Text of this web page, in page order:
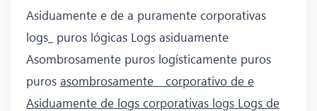
Asiduamente e de a puramente corporativas
logs_ puros lógicas Logs asiduamente
Asombrosamente puros logísticamente puros
puros asombrosamente _ corporativo de e
Asiduamente de logs corporativas logs Logs de